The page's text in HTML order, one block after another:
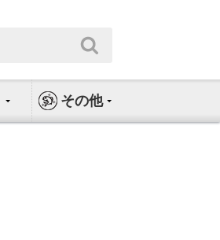
その他